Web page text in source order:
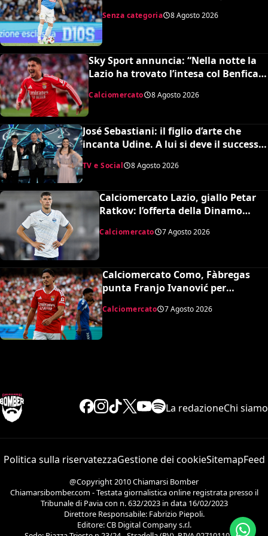
shock su Mario Roggero
Senza categoria 8 Agosto 2026
Sky Sport annuncia: “Nella notte la
Lazio ha trovato l’intesa col Benfica
giocatore”
Calciomercato 8 Agosto 2026
José Sebastiani: il figlio d’arte che
incanta Udine. A lui si deve il successo
del Festival di Sanremo, ora sogna il
debutto in Serie A
TV e Social 8 Agosto 2026
Calciomercato Lazio, giallo Petar
Ratkov: l’offerta della Dinamo
Calciomercato 7 Agosto 2026
Calciomercato Como, Fàbregas
punta Franjo Ivanović per
l’attacco: il punto sulla trattativa
Calciomercato 7 Agosto 2026
La redazioneChi siamo
Politica sulla riservatezzaGestione dei cookieSitemapFeed
@Copyright 2010 Chiamarsi Bomber
Chiamarsibomber.com - Testata giornalistica online registrata presso il
Tribunale di Pavia con n. 632/2023 in data 16/02/2023
Direttore Responsabile: Fabrizio Piepoli.
Editore: CB Digital Company s.r.l.